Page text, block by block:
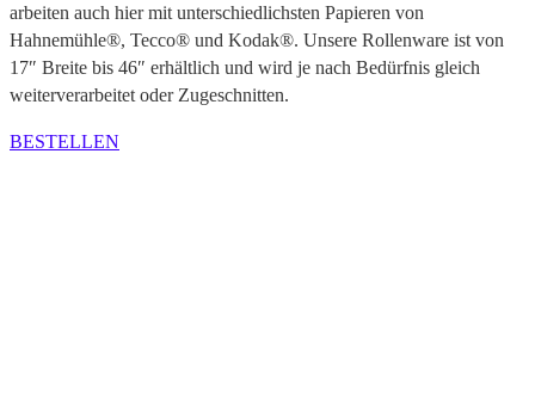
arbeiten auch hier mit unterschiedlichsten Papieren von
Hahnemühle®, Tecco® und Kodak®. Unsere Rollenware ist von
17″ Breite bis 46″ erhältlich und wird je nach Bedürfnis gleich
weiterverarbeitet oder Zugeschnitten.
BESTELLEN